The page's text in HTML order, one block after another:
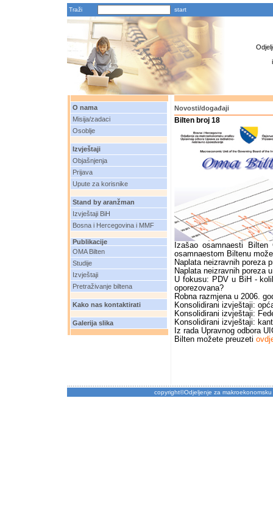
Traži
O nama
Misija/zadaci
Osoblje
Izvještaji
Objašnjenja
Prijava
Upute za korisnike
Stand by aranžman
Izvještaji BiH
Bosna i Hercegovina i MMF
Publikacije
OMA Bilten
Studije
Izvještaji
Pretraživanje biltena
Kako nas kontaktirati
Galerija slika
Novosti/događaji
Bilten broj 18
Izašao osamnaesti
osamnaestom Biltenu
Naplata neizravnih poreza
Naplata neizravnih poreza
U fokusu: PDV u BiH -
oporezovana?
Robna razmjena u 2006.
Konsolidirani izvještaji:
Konsolidirani izvještaji:
Konsolidirani izvještaji:
Iz rada Upravnog odbora
Bilten možete preuzeti
copyright©Odjeljenje za